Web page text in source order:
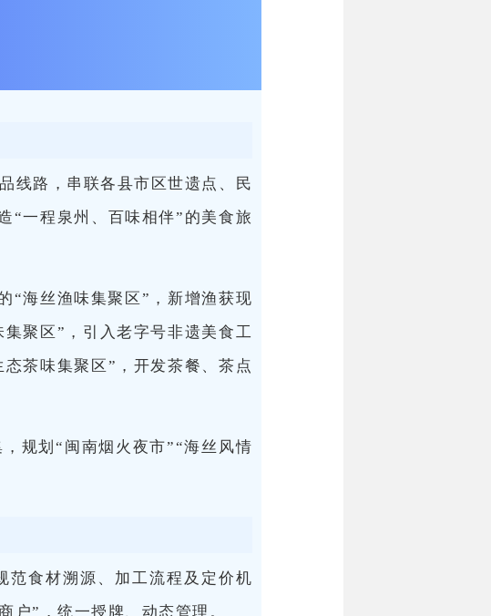
线路，串联各县市区世遗点、民
“一程泉州、百味相伴”的美食旅
“海丝渔味集聚区”，新增渔获现
聚区”，引入老字号非遗美食工
态茶味集聚区”，开发茶餐、茶点
规划“闽南烟火夜市”“海丝风情
范食材溯源、加工流程及定价机
户”，统一授牌、动态管理。